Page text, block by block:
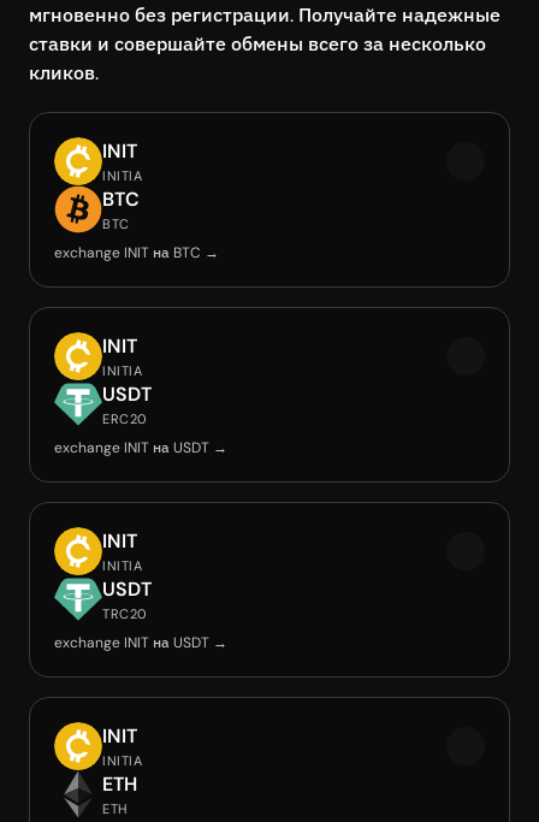
мгновенно без регистрации. Получайте надежные
ставки и совершайте обмены всего за несколько
кликов.
INIT
INITIA
BTC
BTC
exchange INIT на BTC →
INIT
INITIA
USDT
ERC20
exchange INIT на USDT →
INIT
INITIA
USDT
TRC20
exchange INIT на USDT →
INIT
INITIA
ETH
ETH